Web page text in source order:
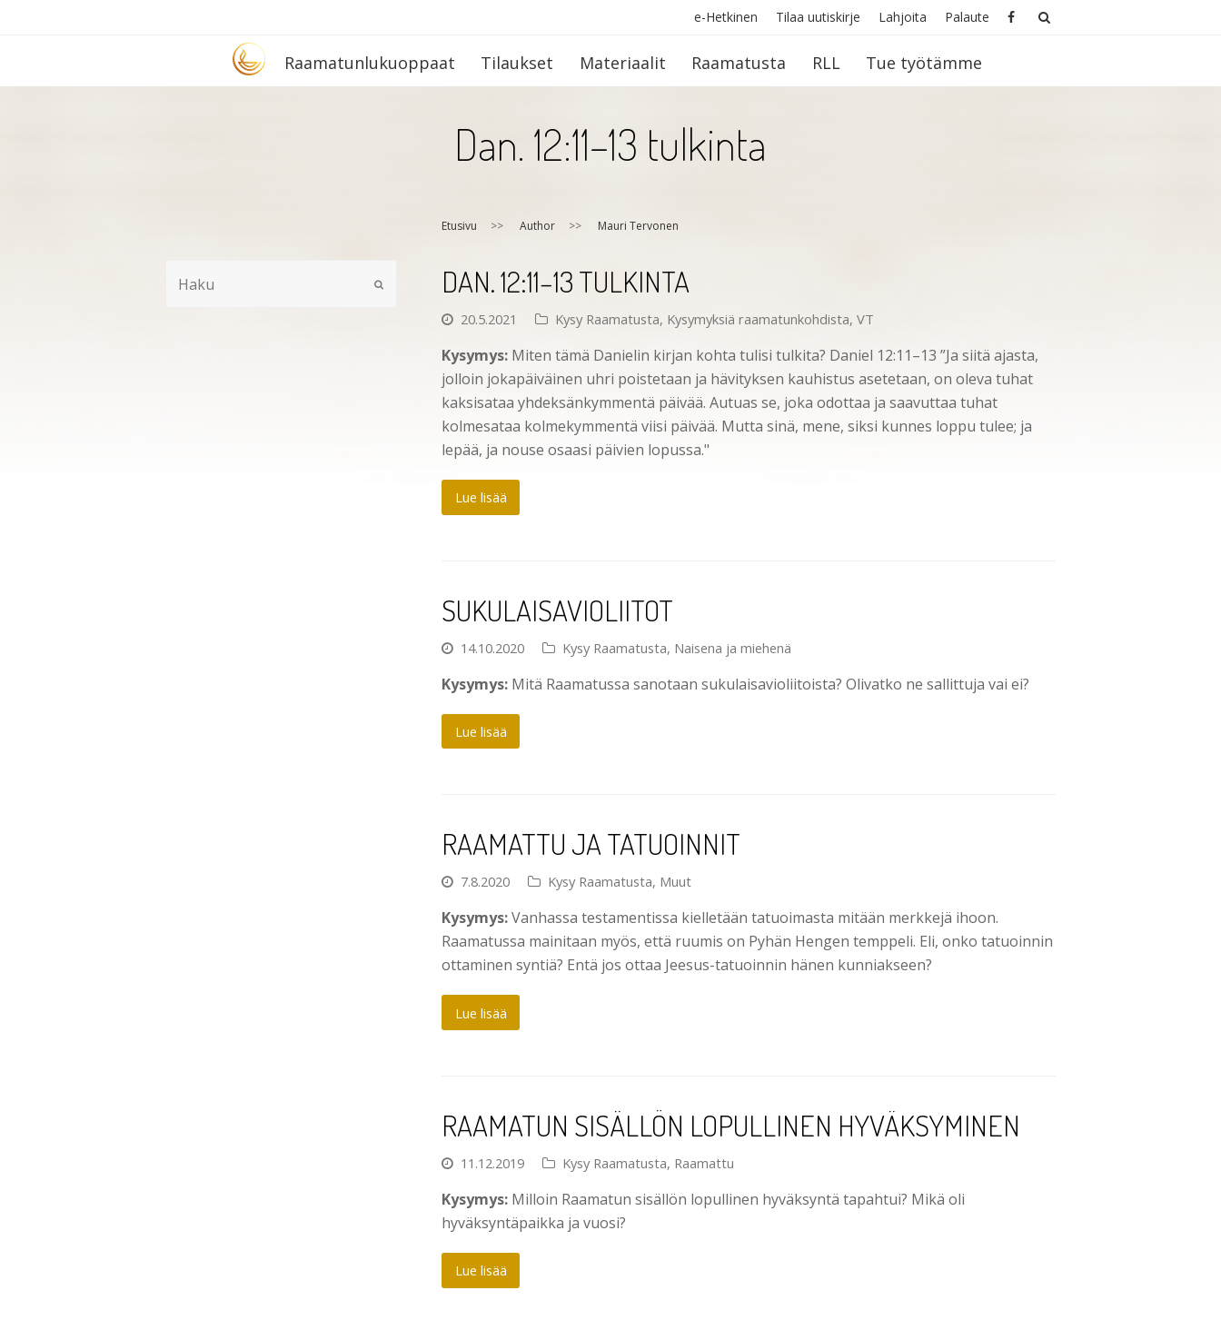
e-Hetkinen Tilaa uutiskirje Lahjoita Palaute
EtusivuRaa­ma­tun­lu­ku­op­paat Tilaukset Materiaalit Raamatusta RLL Tue työtämme
Dan. 12:11–13 tulkinta
Etusivu >> Author >> Mauri Tervonen
DAN. 12:11–13 TULKINTA
20.5.2021 Kysy Raamatusta, Kysymyksiä raamatunkohdista, VT
Kysymys: Miten tämä Danielin kirjan kohta tulisi tulkita? Daniel 12:11–13 ”Ja siitä ajasta,
jolloin jokapäiväinen uhri poistetaan ja hävityksen kauhistus asetetaan, on oleva tuhat
kaksisataa yhdeksänkymmentä päivää. Autuas se, joka odottaa ja saavuttaa tuhat
kolmesataa kolmekymmentä viisi päivää. Mutta sinä, mene, siksi kunnes loppu tulee; ja
lepää, ja nouse osaasi päivien lopussa."
Lue lisää
SUKULAISAVIOLIITOT
14.10.2020 Kysy Raamatusta, Naisena ja miehenä
Kysymys: Mitä Raamatussa sanotaan sukulaisavioliitoista? Olivatko ne sallittuja vai ei?
Lue lisää
RAAMATTU JA TATUOINNIT
7.8.2020 Kysy Raamatusta, Muut
Kysymys:Vanhassa testamentissa kielletään tatuoimasta mitään merkkejä ihoon.
Raamatussa mainitaan myös, että ruumis on Pyhän Hengen temppeli. Eli, onko tatuoinnin
ottaminen syntiä? Entä jos ottaa Jeesus-tatuoinnin hänen kunniakseen?
Lue lisää
RAAMATUN SISÄLLÖN LOPULLINEN HYVÄKSYMINEN
11.12.2019 Kysy Raamatusta, Raamattu
Kysymys: Milloin Raamatun sisällön lopullinen hyväksyntä tapahtui? Mikä oli
hyväksyntäpaikka ja vuosi?
Lue lisää